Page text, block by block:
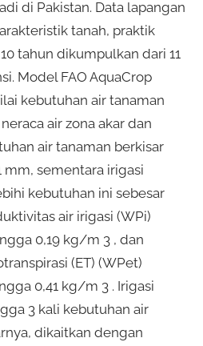
di Pakistan. Data lapangan
tanah, praktik
tahun dikumpulkan dari 11
Model FAO AquaCrop
kebutuhan air tanaman
air zona akar dan
air tanaman berkisar
mm, sementara irigasi
kebutuhan ini sebesar
air irigasi (WPi)
0,19 kg/m 3 , dan
(ET) (WPet)
0,41 kg/m 3 . Irigasi
3 kali kebutuhan air
dikaitkan dengan